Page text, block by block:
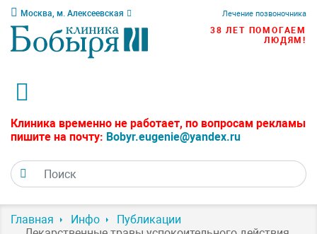
Москва, м. Алексеевская Лечение позвоночника
38 ЛЕТ ПОМОГАЕМ
ЛЮДЯМ!
Клиника временно не работает, по вопросам рекламы
пишите на почту: Bobyr.eugenie@yandex.ru
Главная Инфо
Публикации